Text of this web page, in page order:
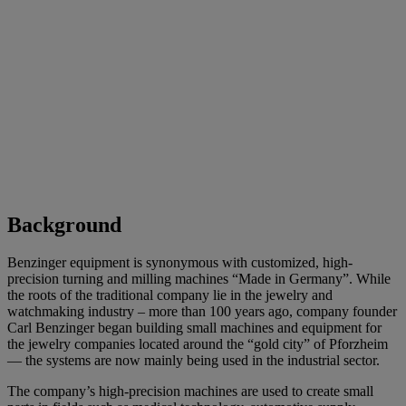
Background
Benzinger equipment is synonymous with customized, high-
precision turning and milling machines “Made in Germany”. While
the roots of the traditional company lie in the jewelry and
watchmaking industry – more than 100 years ago, company founder
Carl Benzinger began building small machines and equipment for
the jewelry companies located around the “gold city” of Pforzheim
— the systems are now mainly being used in the industrial sector.
The company’s high-precision machines are used to create small